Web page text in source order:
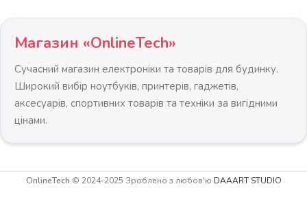
Магазин «OnlineTech»
Сучасний магазин електроніки та товарів для будинку.
Широкий вибір ноутбуків, принтерів, гаджетів,
аксесуарів, спортивних товарів та техніки за вигідними
цінами.
OnlineTech © 2024-2025 Зроблено з любов'ю DAAART STUDIO